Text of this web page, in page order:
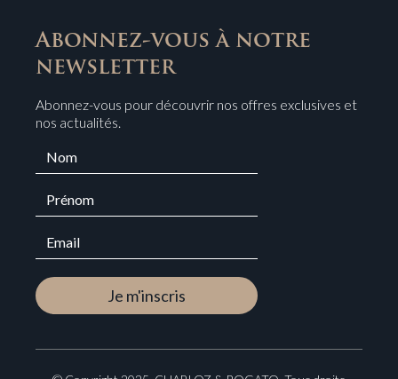
Abonnez-vous à notre
newsletter
Abonnez-vous pour découvrir nos offres exclusives et
nos actualités.